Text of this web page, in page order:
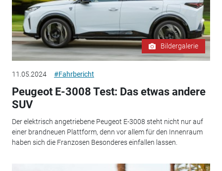
Bildergalerie
11.05.2024 #Fahrbericht
Peugeot E-3008 Test: Das etwas andere
SUV
Der elektrisch angetriebene Peugeot E-3008 steht nicht nur auf
einer brandneuen Plattform, denn vor allem für den Innenraum
haben sich die Franzosen Besonderes einfallen lassen.